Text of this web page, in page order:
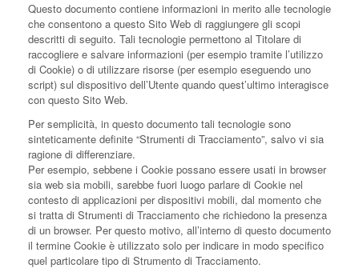
Questo documento contiene informazioni in merito alle tecnologie
che consentono a questo Sito Web di raggiungere gli scopi
descritti di seguito. Tali tecnologie permettono al Titolare di
raccogliere e salvare informazioni (per esempio tramite l’utilizzo
di Cookie) o di utilizzare risorse (per esempio eseguendo uno
script) sul dispositivo dell’Utente quando quest’ultimo interagisce
con questo Sito Web.
Per semplicità, in questo documento tali tecnologie sono
sinteticamente definite “Strumenti di Tracciamento”, salvo vi sia
ragione di differenziare.
Per esempio, sebbene i Cookie possano essere usati in browser
sia web sia mobili, sarebbe fuori luogo parlare di Cookie nel
contesto di applicazioni per dispositivi mobili, dal momento che
si tratta di Strumenti di Tracciamento che richiedono la presenza
di un browser. Per questo motivo, all’interno di questo documento
il termine Cookie è utilizzato solo per indicare in modo specifico
quel particolare tipo di Strumento di Tracciamento.